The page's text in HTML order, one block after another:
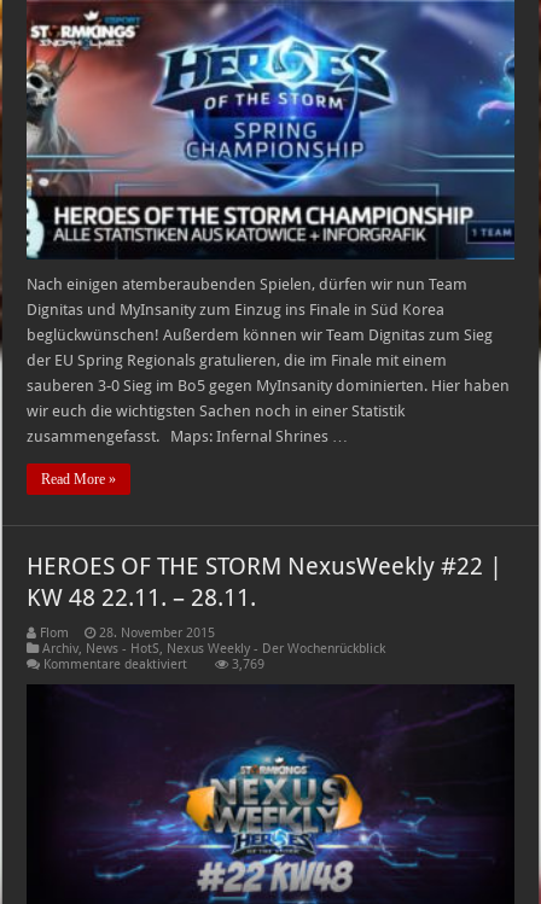
Spring
Regionals
Statistiken
und
Infografik
Nach einigen atemberaubenden Spielen, dürfen wir nun Team
Dignitas und MyInsanity zum Einzug ins Finale in Süd Korea
beglückwünschen! Außerdem können wir Team Dignitas zum Sieg
der EU Spring Regionals gratulieren, die im Finale mit einem
sauberen 3-0 Sieg im Bo5 gegen MyInsanity dominierten. Hier haben
wir euch die wichtigsten Sachen noch in einer Statistik
zusammengefasst. Maps: Infernal Shrines …
Read More »
HEROES OF THE STORM NexusWeekly #22 |
KW 48 22.11. – 28.11.
Flom
28. November 2015
Archiv, News - HotS, Nexus Weekly - Der Wochenrückblick
Kommentare deaktiviertfür
NexusWeekly
KW
48
22.11.
–
28.11.
3,769